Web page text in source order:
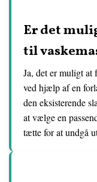
Er det
til
Ja, det er muligt at
ved hjælp af en
den eksisterende
at vælge en
tætte for at undgå